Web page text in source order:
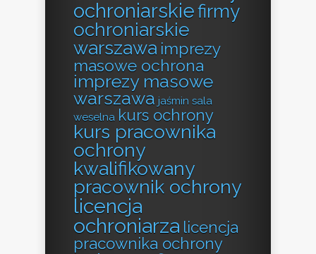
ochroniarskiefirmy
ochroniarskie
warszawa imprezy
masowe ochrona
imprezy masowe
warszawa jaśmin sala
weselna kurs ochrony
kurs pracownika
ochrony
kwalifikowany
pracownik ochrony
licencja
ochroniarza licencja
pracownika ochrony